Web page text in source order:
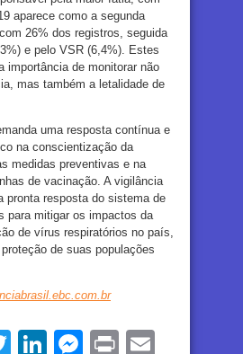
aparece como a segunda
26% dos registros, seguida
e pelo VSR (6,4%). Estes
importância de monitorar não
mas também a letalidade de
uma resposta contínua e
na conscientização da
medidas preventivas e na
de vacinação. A vigilância
pronta resposta do sistema de
para mitigar os impactos da
de vírus respiratórios no país,
de suas populações
TwitterLinkedIn
Messenger
Print